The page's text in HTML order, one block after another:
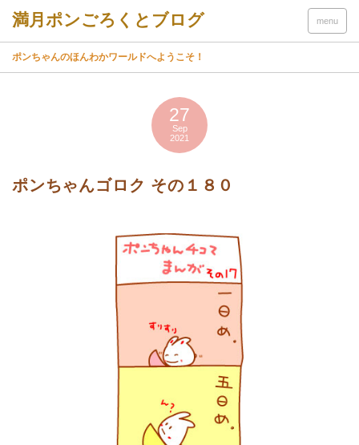
menu
ポンちゃんのほんわかワールドへようこそ！
27
Sep
2021
ポンちゃんゴロク その１８０